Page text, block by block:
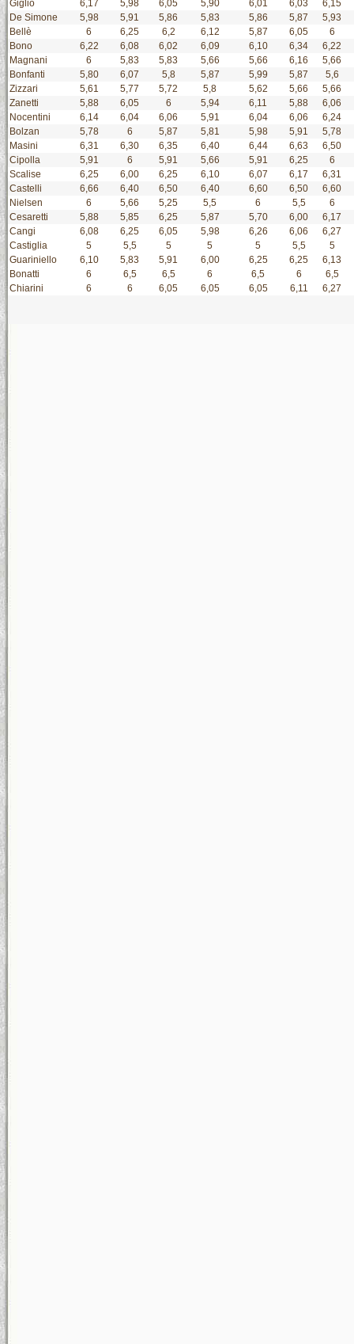
Giglio
6,17 5,98 6,05 5,90 6,01 6,03
6,15
De Simone
5,98 5,91 5,86 5,83 5,86 5,87
5,93
Bellè
6 6,25 6,2 6,12 5,87 6,05
6
Bono
6,22 6,08 6,02 6,09 6,10 6,34
6,22
Magnani
6 5,83 5,83 5,66 5,66 6,16
5,66
Bonfanti
5,80 6,07 5,8 5,87 5,99 5,87
5,6
Zizzari
5,61 5,77 5,72 5,8 5,62 5,66
5,66
Zanetti
5,88 6,05 6 5,94 6,11 5,88
6,06
Nocentini
6,14 6,04 6,06 5,91 6,04 6,06
6,24
Bolzan
5,78 6 5,87 5,81 5,98 5,91
5,78
Masini
6,31 6,30 6,35 6,40 6,44 6,63
6,50
Cipolla
5,91 6 5,91 5,66 5,91 6,25
6
Scalise
6,25 6,00 6,25 6,10 6,07 6,17
6,31
Castelli
6,66 6,40 6,50 6,40 6,60 6,50
6,60
Nielsen
6 5,66 5,25 5,5 6 5,5
6
Cesaretti
5,88 5,85 6,25 5,87 5,70 6,00
6,17
Cangi
6,08 6,25 6,05 5,98 6,26 6,06
6,27
Castiglia
5 5,5 5 5 5 5,5
5
Guariniello
6,10 5,83 5,91 6,00 6,25 6,25
6,13
Bonatti
6 6,5 6,5 6 6,5 6
6,5
Chiarini
6 6 6,05 6,05 6,05 6,11 6,27